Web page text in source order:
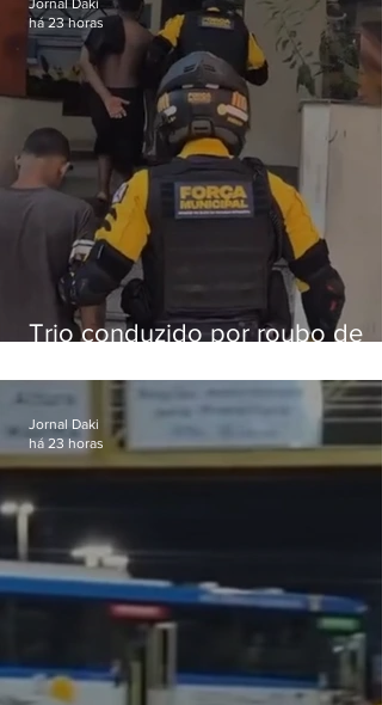
Trio conduzido por roubo de
passagens
há 23 horas
Jornal Daki
há 23 horas